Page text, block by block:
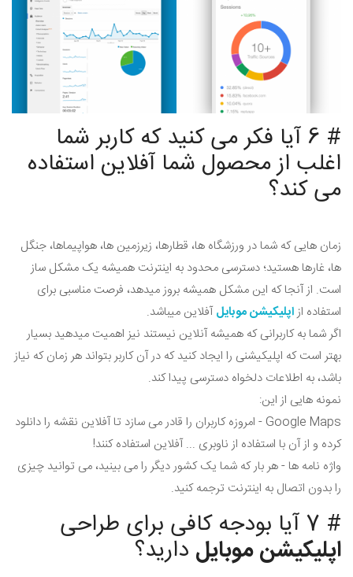
# 6 آیا فکر می کنید که کاربر شما
اغلب از محصول شما آفلاین استفاده
می کند؟
زمان هایی که شما در ورزشگاه ها، قطارها، زیرزمین ها، هواپیماها، جنگل
ها، غارها هستید؛ دسترسی محدود به اینترنت همیشه یک مشکل ساز
است. از آنجا که این مشکل همیشه بروز میدهد، فرصت مناسبی برای
استفاده ازاپلیکیشن موبایلآفلاین میباشد.
اگر شما به کاربرانی که همیشه آنلاین نیستند نیز اهمیت میدهید بسیار
بهتر است که اپلیکیشنی را ایجاد کنید که در آن کاربر بتواند هر زمان که نیاز
باشد، به اطلاعات دلخواه دسترسی پیدا کند.
نمونه هایی از این:
Google Maps - امروزه کاربران را قادر می سازد تا آفلاین نقشه را دانلود
کرده و از آن با استفاده از ناوبری ... آفلاین استفاده کنند!
واژه نامه ها - هر بار که شما یک کشور دیگر را می بینید، می توانید چیزی
را بدون اتصال به اینترنت ترجمه کنید.
# 7 آیا بودجه کافی برای طراحی
اپلیکیشن موبایل دارید؟